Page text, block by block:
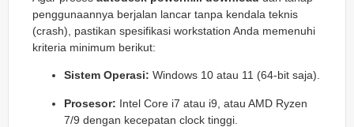
penggunaannya berjalan lancar tanpa kendala teknis
(crash), pastikan spesifikasi workstation Anda memenuhi
kriteria minimum berikut:
Sistem Operasi: Windows 10 atau 11 (64-bit saja).
Prosesor: Intel Core i7 atau i9, atau AMD Ryzen
7/9 dengan kecepatan clock tinggi.